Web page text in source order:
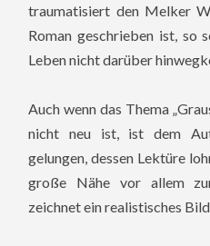
traumatisiert den Melker
Roman geschrieben ist, so
Leben nicht darüber
Auch wenn das Thema
nicht neu ist, ist dem
gelungen, dessen Lektüre
große Nähe vor allem
zeichnet ein realistisches